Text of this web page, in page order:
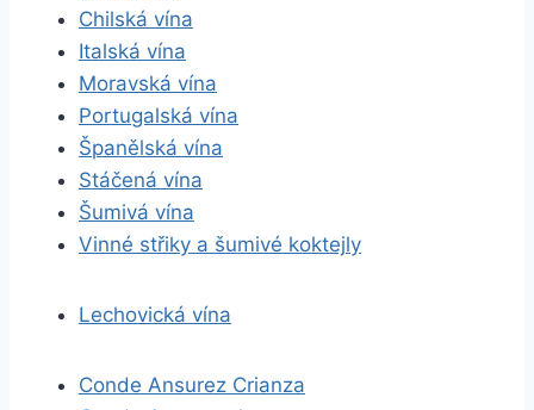
Chilská vína
Italská vína
Moravská vína
Portugalská vína
Španělská vína
Stáčená vína
Šumivá vína
Vinné střiky a šumivé koktejly
Lechovická vína
Conde Ansurez Crianza